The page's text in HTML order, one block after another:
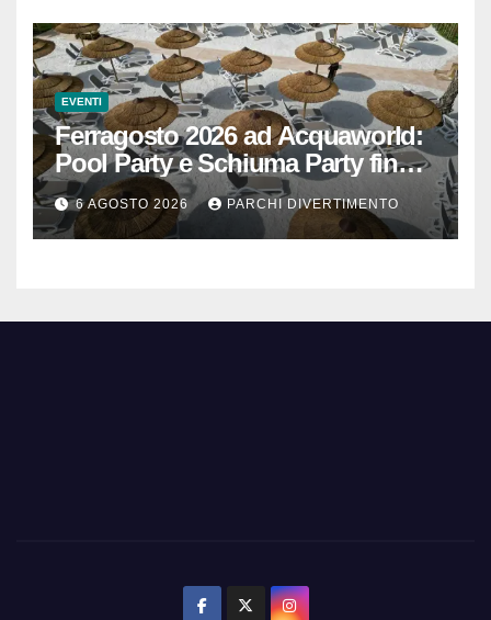
EVENTI
Ferragosto 2026 ad Acquaworld:
Pool Party e Schiuma Party fino a
mezzanotte
6 AGOSTO 2026 PARCHI DIVERTIMENTO